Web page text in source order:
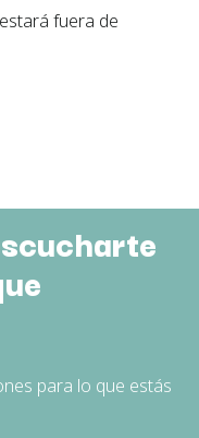
fuera de
para lo que estás